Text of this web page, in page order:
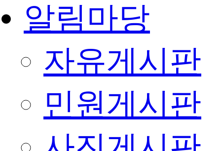
알림마당
자유게시판
민원게시판